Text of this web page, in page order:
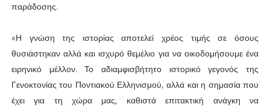
παράδοσης.
«Η γνώση της ιστορίας αποτελεί χρέος τιμής σε όσους
θυσιάστηκαν αλλά και ισχυρό θεμέλιο για να οικοδομήσουμε ένα
ειρηνικό μέλλον. Το αδιαμφισβήτητο ιστορικό γεγονός της
Γενοκτονίας του Ποντιακού Ελληνισμού, αλλά και η σημασία που
έχει για τη χώρα μας, καθιστά επιτακτική ανάγκη να